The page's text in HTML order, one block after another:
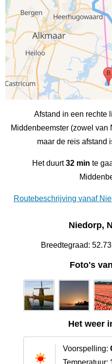
Afstand in een rechte
Middenbeemster (zowel van
maar de reis afstand
Het duurt32 min te
Routebeschrijving vanaf
Niedorp,
Breedtegraad:
Foto's
Het weer
Voorspelling: